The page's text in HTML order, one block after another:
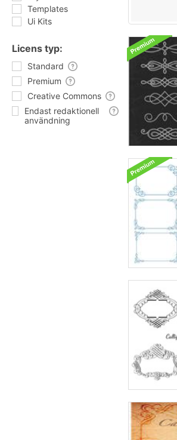
Templates
Ui Kits
Licens typ:
Standard
Premium
Creative Commons
Endast redaktionell
användning